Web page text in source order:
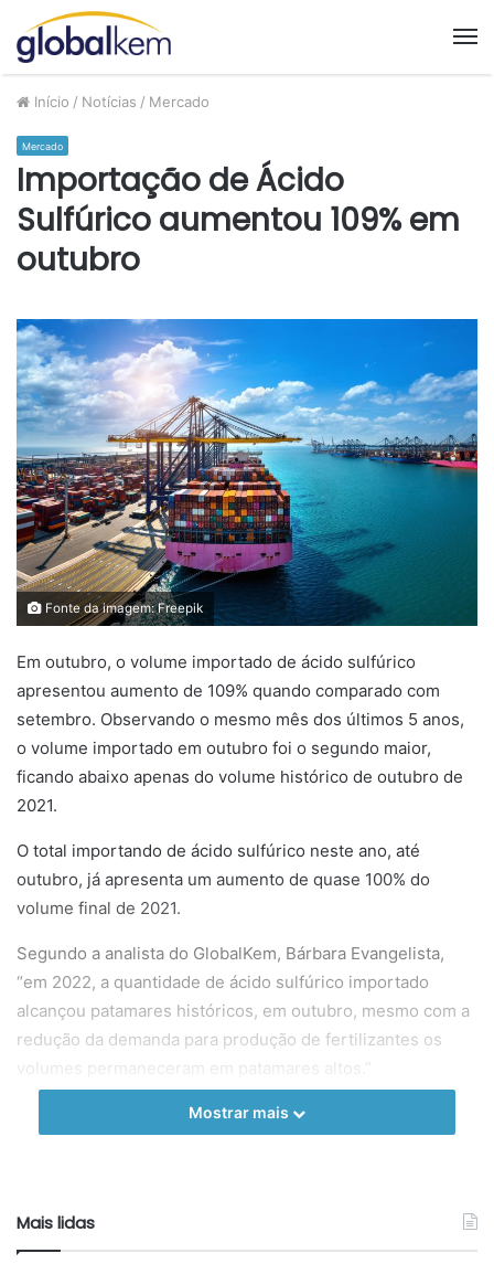
Início / Notícias / Mercado
Mercado
Importação de Ácido
Sulfúrico aumentou 109% em
outubro
Fonte da imagem: Freepik
Em outubro, o volume importado de ácido sulfúrico
apresentou aumento de 109% quando comparado com
setembro. Observando o mesmo mês dos últimos 5 anos,
o volume importado em outubro foi o segundo maior,
ficando abaixo apenas do volume histórico de outubro de
2021.
O total importando de ácido sulfúrico neste ano, até
outubro, já apresenta um aumento de quase 100% do
volume final de 2021.
Segundo a analista do GlobalKem, Bárbara Evangelista,
“em 2022, a quantidade de ácido sulfúrico importado
alcançou patamares históricos, em outubro, mesmo com a
redução da demanda para produção de fertilizantes os
volumes permaneceram em patamares altos.”
Mostrar mais
Mais lidas